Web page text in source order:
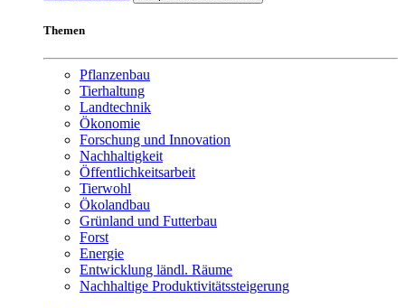
Themen
Pflanzenbau
Tierhaltung
Landtechnik
Ökonomie
Forschung und Innovation
Nachhaltigkeit
Öffentlichkeitsarbeit
Tierwohl
Ökolandbau
Grünland und Futterbau
Forst
Energie
Entwicklung ländl. Räume
Nachhaltige Produktivitätssteigerung